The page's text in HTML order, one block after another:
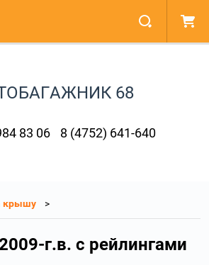
68
83 06 8 (4752) 641-640
крышу
г.в. с рейлингами